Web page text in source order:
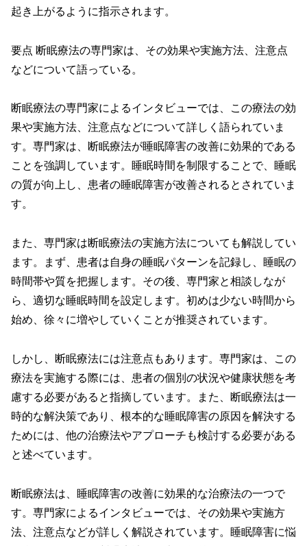
起き上がるように指示されます。
要点 断眠療法の専門家は、その効果や実施方法、注意点
などについて語っている。
断眠療法の専門家によるインタビューでは、この療法の効
果や実施方法、注意点などについて詳しく語られていま
す。専門家は、断眠療法が睡眠障害の改善に効果的である
ことを強調しています。睡眠時間を制限することで、睡眠
の質が向上し、患者の睡眠障害が改善されるとされていま
す。
また、専門家は断眠療法の実施方法についても解説してい
ます。まず、患者は自身の睡眠パターンを記録し、睡眠の
時間帯や質を把握します。その後、専門家と相談しなが
ら、適切な睡眠時間を設定します。初めは少ない時間から
始め、徐々に増やしていくことが推奨されています。
しかし、断眠療法には注意点もあります。専門家は、この
療法を実施する際には、患者の個別の状況や健康状態を考
慮する必要があると指摘しています。また、断眠療法は一
時的な解決策であり、根本的な睡眠障害の原因を解決する
ためには、他の治療法やアプローチも検討する必要がある
と述べています。
断眠療法は、睡眠障害の改善に効果的な治療法の一つで
す。専門家によるインタビューでは、その効果や実施方
法、注意点などが詳しく解説されています。睡眠障害に悩